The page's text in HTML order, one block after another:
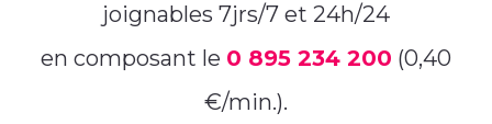
joignables 7jrs/7 et 24h/24
en composant le 0 895 234 200 (0,40
€/min.).